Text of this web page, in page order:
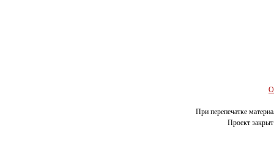
О
При перепечатке
Проект закрыт